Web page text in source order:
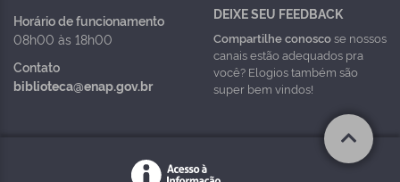
Horário de funcionamento
08h00 às 18h00
Contato
biblioteca@enap.gov.br
DEIXE SEU FEEDBACK
Compartilhe conoscose nossos
canais estão adequados pra
você? Elogios também são
super bem vindos!